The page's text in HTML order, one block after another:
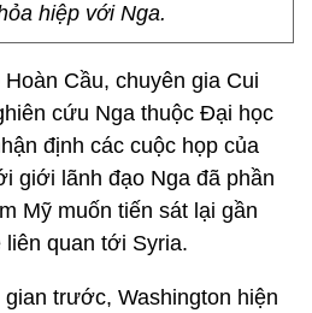
hiệp với Nga.
Cầu, chuyên gia Cui
cứu Nga thuộc Đại học
định các cuộc họp của
giới lãnh đạo Nga đã phần
Mỹ muốn tiến sát lại gần
quan tới Syria.
trước, Washington hiện